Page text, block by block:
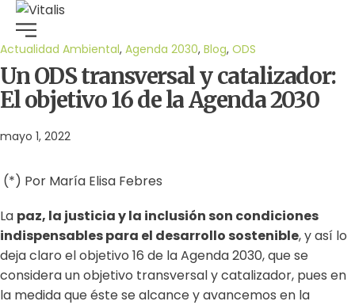
Actualidad Ambiental, Agenda 2030, Blog, ODS
Un ODS transversal y catalizador:
El objetivo 16 de la Agenda 2030
mayo 1, 2022
(*) Por María Elisa Febres
La paz, la justicia y la inclusión son condiciones
indispensables para el desarrollo sostenible, y así lo
deja claro el objetivo 16 de la Agenda 2030, que se
considera un objetivo transversal y catalizador, pues en
la medida que éste se alcance y avancemos en la